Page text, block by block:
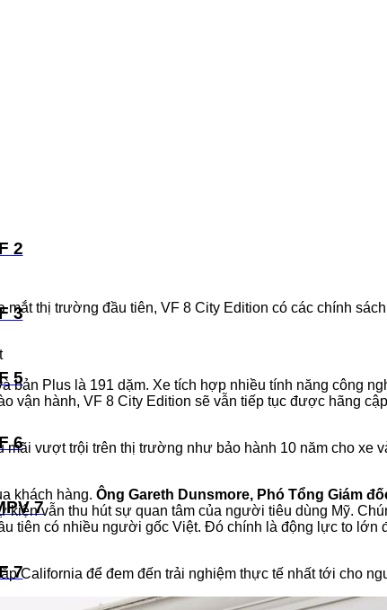
2
3
5
6
7
7
thị trường đầu tiên, VF 8 City Edition có các chính
Plus là 191 dặm. Xe tích hợp nhiều tính năng công
vận hành, VF 8 City Edition sẽ vẫn tiếp tục được hãng
vượt trội trên thị trường như bảo hành 10 năm cho xe
khách hàng. Ông Gareth Dunsmore, Phó Tổng Giám
vẫn thu hút sự quan tâm của người tiêu dùng Mỹ.
tiên có nhiều người gốc Việt. Đó chính là động lực to lớn
California để đem đến trải nghiệm thực tế nhất tới cho